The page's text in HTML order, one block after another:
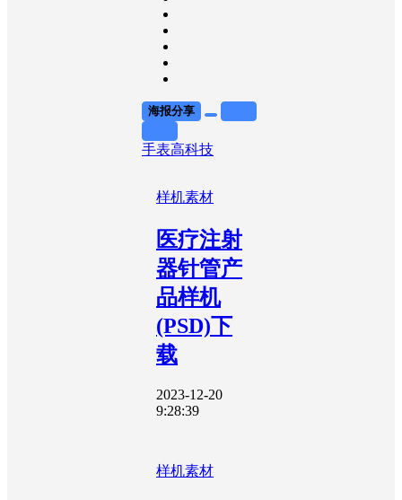
海报分享
手表高科技
样机素材
医疗注射
器针管产
品样机
(PSD)下
载
2023-12-20
9:28:39
样机素材